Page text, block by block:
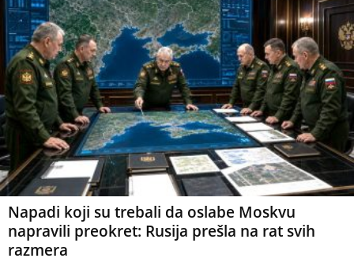
Napadi koji su trebali da oslabe Moskvu
napravili preokret: Rusija prešla na rat svih
razmera